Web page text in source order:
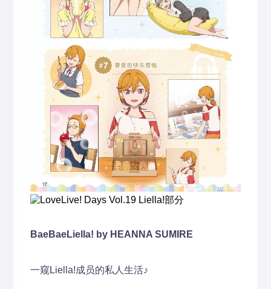
BaeBaeLiella! by HEANNA SUMIRE
一窥Liella!成员的私人生活♪